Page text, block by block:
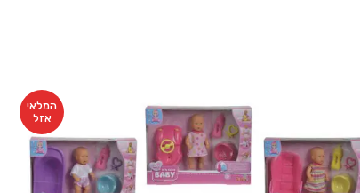
המלאי
אזל